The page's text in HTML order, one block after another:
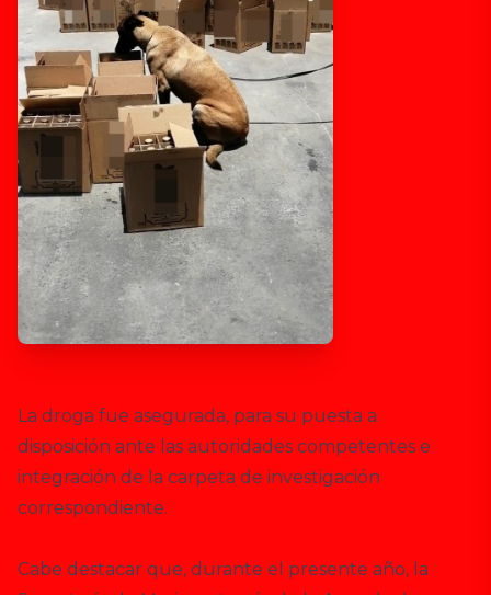
La droga fue asegurada, para su puesta a
disposición ante las autoridades competentes e
integración de la carpeta de investigación
correspondiente.
Cabe destacar que, durante el presente año, la